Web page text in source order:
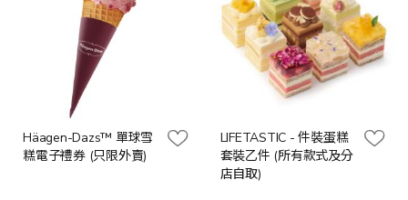
Häagen-Dazs™ 單球雪
糕電子禮券 (只限外賣)
LIFETASTIC - 件裝蛋糕
套裝乙件 (所有款式及分
店自取)